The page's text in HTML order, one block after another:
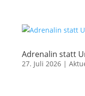
Adrenalin statt
27. Juli 2026|